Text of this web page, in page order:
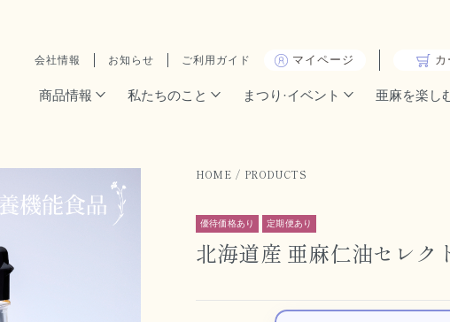
会社情報 お知らせ ご利用ガイド マイページ カ
商品情報 私たちのこと まつり·イベント 亜麻を楽し
HOME PRODUCTS
優待価格あり 定期便あり
北海道産 亜麻仁油セレク